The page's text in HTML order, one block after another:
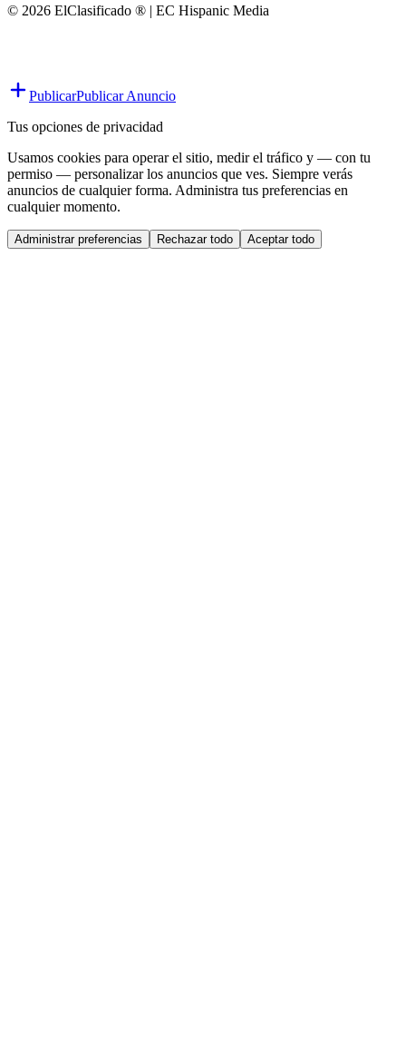
© 2026 ElClasificado ® | EC Hispanic Media
PublicarPublicar Anuncio
Tus opciones de privacidad
Usamos cookies para operar el sitio, medir el tráfico y — con tu
permiso — personalizar los anuncios que ves. Siempre verás
anuncios de cualquier forma. Administra tus preferencias en
cualquier momento.
Administrar preferencias Rechazar todo Aceptar todo